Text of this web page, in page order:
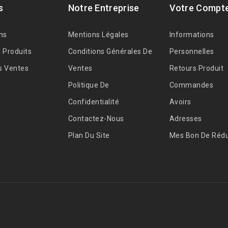
Produits
Ventes
Notre Entreprise
Mentions Légales
Conditions Générales De
Ventes
Politique De
Confidentialité
Contactez-Nous
Plan Du Site
Votre
Informations
Personnelles
Retours Produit
Commandes
Avoirs
Adresses
Mes Bon De